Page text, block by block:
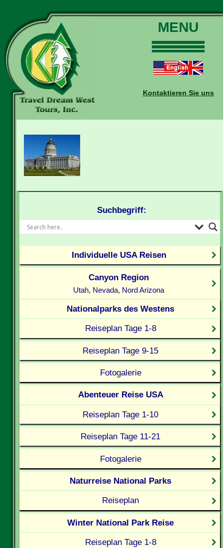
MENU
Touren
Daten und Preise
Buchungen
Kontaktieren Sie uns
Suchbegriff:
Individuelle USA Reisen
Canyon Region
Utah, Nevada, Nord Arizona
Nationalparks des Westens
Reiseplan Tage 1-8
Reiseplan Tage 9-15
Fotogalerie
Abenteuer Reise USA
Reiseplan Tage 1-10
Reiseplan Tage 11-21
Fotogalerie
Naturreise National Parks
Reiseplan
Winter National Park Reise
Reiseplan Tage 1-8